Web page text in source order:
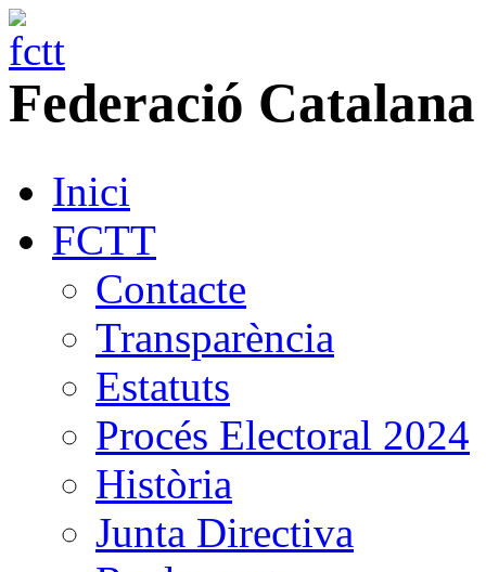
Federació Catalana
Inici
FCTT
Contacte
Transparència
Estatuts
Procés Electoral 2024
Història
Junta Directiva